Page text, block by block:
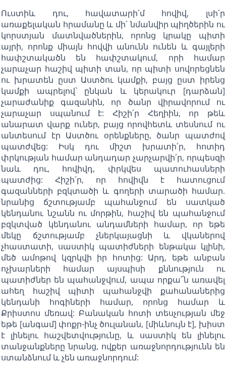
Ուստիև դու, հավատարի՛մ հովիվ, լսի՛ր
առաքելական հրամանը և մի՛ նմանվիր պիղծերին ու
կորստյան մատնվածներին, որոնց կրակը պիտի
այրի, որոնք միայն հովվի անունն ունեն և գայլերի
հափշտակածն են հափշտակում, որի համար
չարաչար հաշիվ պիտի տան, որ պիտի սովորեցնեն
ու խրատեն ըստ Աստծու կամքի, բայց ըստ իրենց
կամքի ապրելով` ընկան և կերակուր [դարձան]
չարաժանիք գազանին, որ ծանր վիրավորում ու
չարաչար սպանում է: Հիշի՛ր Հեղիին, որ թեև
անարատ վարք ուներ, բայց որովհետև տեսնում ու
անտեսում էր Աստծու օրենքները, ծանր պատժով
պատժվեց: Իսկ դու միշտ խրատի՛ր, հոտիդ
փրկության համար անդադար չարչարվի՛ր, որպեսզի
նաև դու, հովիվդ, փրկվես պատուհասների
պատժից: Հիշի՛ր, որ հովիվն է հատուցում
գազանների բզկտածի և գողերի տարածի համար.
նրանից ճշտությամբ պահանջում են սատկած
կենդանու նշանն ու մորթին, հաշիվ են պահանջում
բզկտված կենդանու անդամների համար, որ եթե
մեկը ճշտությամբ չներկայացնի և վկաներով
չհաստատի, սաստիկ պատիժների ենթակա կլինի,
մեծ ամոթով կզրկվի իր հոտից: Արդ, եթե անբան
ոչխարների համար այսպիսի քննություն ու
պատիժներ են պահանջվում, ապա որքա՜ն առավել
ահեղ հաշիվ պիտի պահանջվի քահանաներից
կենդանի հոգիների համար, որոնց համար և
Քրիստոս մեռավ: Բանական հոտի տեսչության մեջ
եթե [անգամ] փոքր-ինչ ծուլանան, [միևնույն է], խիստ
է լինելու հաշվետվությունը, և սաստիկ են լինելու
տանջանքները նրանց, ովքեր առաջնորդությունն են
ստանձնում և չեն առաջնորդում: